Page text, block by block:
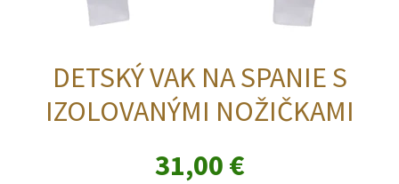
DETSKÝ VAK NA SPANIE S
IZOLOVANÝMI NOŽIČKAMI
31,00 €